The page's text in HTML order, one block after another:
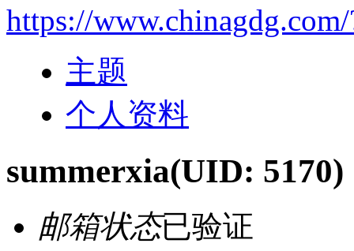
https://
主题
个人资料
summerxia(UID: 5170)
邮箱状态已验证